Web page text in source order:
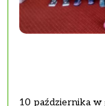
10 października w